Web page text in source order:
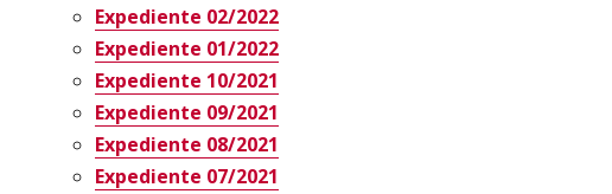
Expediente 02/2022
Expediente 01/2022
Expediente 10/2021
Expediente 09/2021
Expediente 08/2021
Expediente 07/2021